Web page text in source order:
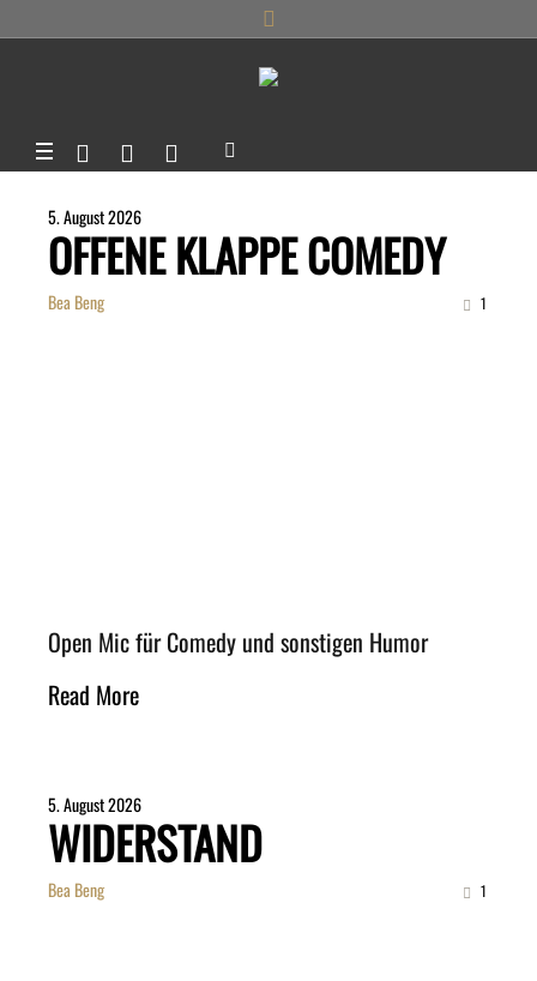
5. August 2026
OFFENE KLAPPE COMEDY
Bea Beng 1
Open Mic für Comedy und sonstigen Humor
Read More
5. August 2026
WIDERSTAND
Bea Beng 1